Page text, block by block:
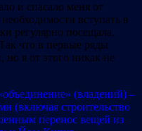
и спасало меня от
вступать в
регулярно посещала,
что в первые ряды
но я от этого никак не
(владений) –
(включая строительство
перенос вещей из